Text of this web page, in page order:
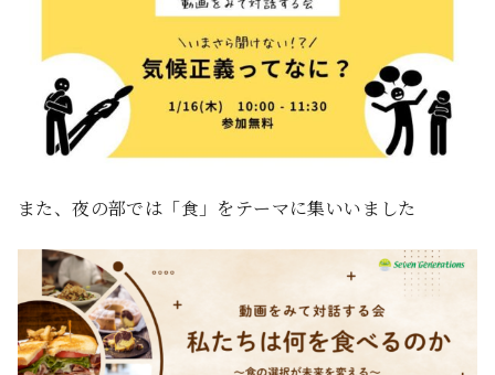
また、夜の部では「食」をテーマに集いいました